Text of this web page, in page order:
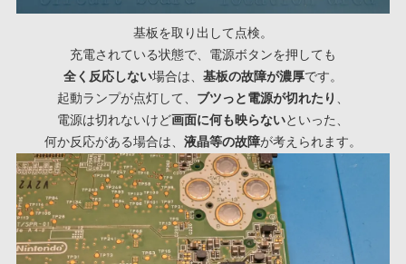
基板を取り出して点検。
充電されている状態で、電源ボタンを押しても
全く反応しない場合は、 基板の故障が濃厚です。
起動ランプが点灯して、 ブツっと電源が切れたり 、
電源は切れないけど画面に何も映らないといった、
何か反応がある場合は、 液晶等の故障が考えられます。